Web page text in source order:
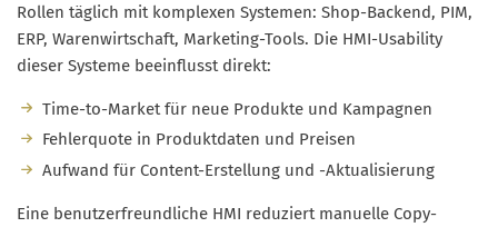
Rollen täglich mit komplexen Systemen: Shop-Backend, PIM,
ERP, Warenwirtschaft, Marketing-Tools. Die HMI-Usability
dieser Systeme beeinflusst direkt:
Time-to-Market für neue Produkte und Kampagnen
Fehlerquote in Produktdaten und Preisen
Aufwand für Content-Erstellung und -Aktualisierung
Eine benutzerfreundliche HMI reduziert manuelle Copy-